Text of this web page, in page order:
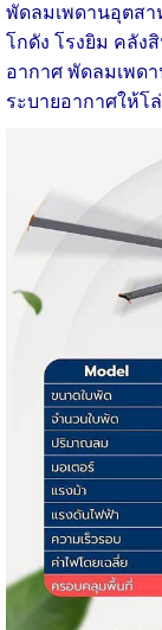
พัดลมเพดานอุตส
โกดัง โรงยิม คลัง
อากาศ พัดลมเพด
ระบายอากาศให้โ